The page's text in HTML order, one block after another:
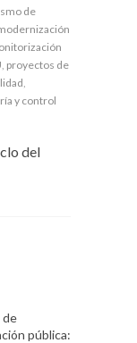
de
, proyectos de
,
y control
del
de
pública: